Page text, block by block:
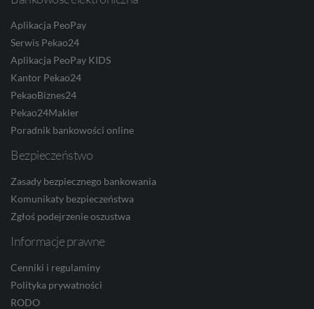
Aplikacja PeoPay
Serwis Pekao24
Aplikacja PeoPay KIDS
Kantor Pekao24
PekaoBiznes24
Pekao24Makler
Poradnik bankowości online
Bezpieczeństwo
Zasady bezpiecznego bankowania
Komunikaty bezpieczeństwa
Zgłoś podejrzenie oszustwa
Informacje prawne
Cenniki i regulaminy
Polityka prywatności
RODO